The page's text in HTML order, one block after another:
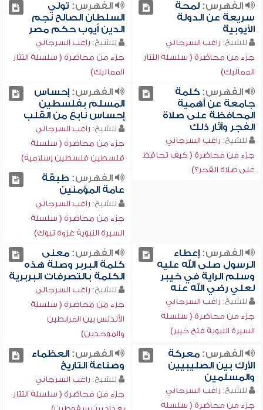
الفهرس:لمحة
سريعة عن الدولة
الأيوبية
للشيخ: راغب السرجاني
جزء من محاضرة ( سلسلة التتار
المماليك)
الفهرس: تولي
السلطان الصالح نجم
الدين أيوب حكم مصر
للشيخ: راغب السرجاني
جزء من محاضرة ( سلسلة التتار
المماليك)
الفهرس:كلمة
جامعة عن أهمية
المحافظة على صلاة
الفجر وآثار ذلك
للشيخ: راغب السرجاني
جزء من محاضرة ( كيف تحافظ
على صلاة الفجر؟)
الفهرس:إحساس
المسلم بفلسطين
إحساس نابع من القلب
للشيخ: راغب السرجاني
جزء من محاضرة ( سلسلة
فلسطين فلسطين إسلامية)
الفهرس: طبقة
عامة المؤمنين
للشيخ: راغب السرجاني
جزء من محاضرة ( سلسلة
السيرة النبوية غزوة تبوك)
الفهرس:إعطاء
الرسول صلى الله عليه
وسلم الراية في خيبر
لعلي رضي الله عنه
للشيخ: راغب السرجاني
جزء من محاضرة ( سلسلة
السيرة النبوية فتح خيبر)
الفهرس:معنى
كلمة البربر وصلة هذه
الكلمة بالتصرفات البربرية
للشيخ: راغب السرجاني
جزء من محاضرة ( سلسلة
الأندلس بين المرابطين
والموحدين)
الفهرس:معركة
الأرك بين الصليبيين
والمسلمين
للشيخ: راغب السرجاني
جزء من محاضرة ( سلسلة
الفهرس:العظماء
وصناعة التاريخ
للشيخ: راغب السرجاني
جزء من محاضرة ( سلسلة التتار